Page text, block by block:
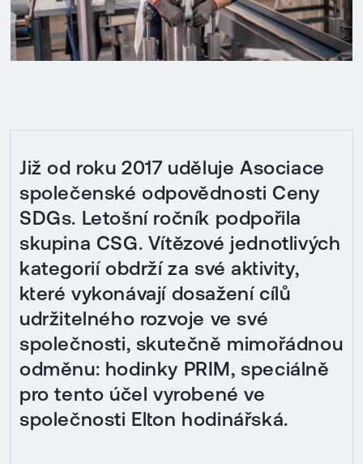
Již od roku 2017 uděluje Asociace
společenské odpovědnosti Ceny
SDGs. Letošní ročník podpořila
skupina CSG. Vítězové jednotlivých
kategorií obdrží za své aktivity,
které vykonávají dosažení cílů
udržitelného rozvoje ve své
společnosti, skutečně mimořádnou
odměnu: hodinky PRIM, speciálně
pro tento účel vyrobené ve
společnosti Elton hodinářská.